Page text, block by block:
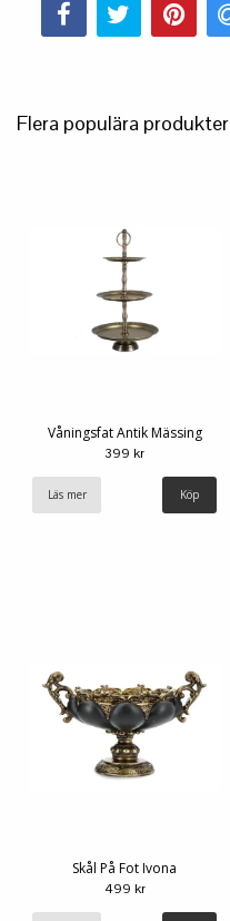
Flera populära produkter
Våningsfat Antik Mässing
399 kr
Läs mer
Skål På Fot Ivona
499 kr